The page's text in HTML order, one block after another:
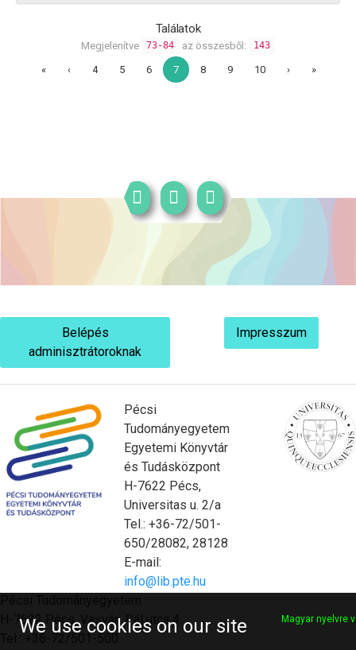
Találatok
Megjelenítve 73-84 az összesből: 143
« ‹ 4 5 6 7 8 9 10 › »
Belépés
adminisztrátoroknak
Impresszum
Pécsi
Tudományegyetem
Egyetemi Könyvtár
és Tudásközpont
H-7622 Pécs,
Universitas u. 2/a
Tel.: +36-72/501-
650/28082, 28128
E-mail:
info@lib.pte.hu
H-7622 Pécs, Vasvári Pál utca 4.
We use cookies on our site Magyar nyelvre